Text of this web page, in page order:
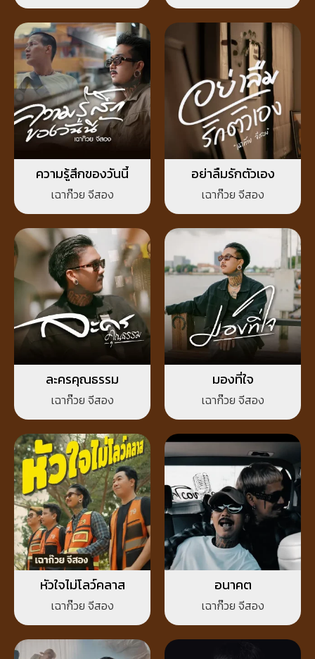
ความรู้สึกของวันนี้
เฉาก๊วย จีสอง
อย่าลืมรักตัวเอง
เฉาก๊วย จีสอง
ละครคุณธรรม
เฉาก๊วย จีสอง
มองที่ใจ
เฉาก๊วย จีสอง
หัวใจไม่โลว์คลาส
เฉาก๊วย จีสอง
อนาคต
เฉาก๊วย จีสอง